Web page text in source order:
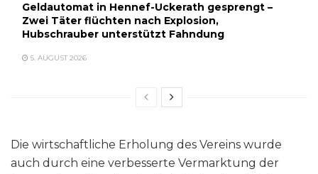
Geldautomat in Hennef-Uckerath gesprengt –
Zwei Täter flüchten nach Explosion,
Hubschrauber unterstützt Fahndung
5. AUGUST 2026
Die wirtschaftliche Erholung des Vereins wurde
auch durch eine verbesserte Vermarktung der